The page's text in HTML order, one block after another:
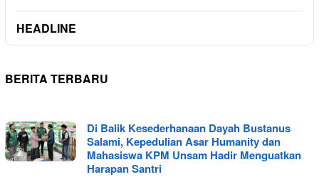
HEADLINE
BERITA TERBARU
INDONESIA
INVESTIGASI
Di Balik Kesederhanaan Dayah Bustanus
Salami, Kepedulian Asar Humanity dan
Mahasiswa KPM Unsam Hadir Menguatkan
Harapan Santri